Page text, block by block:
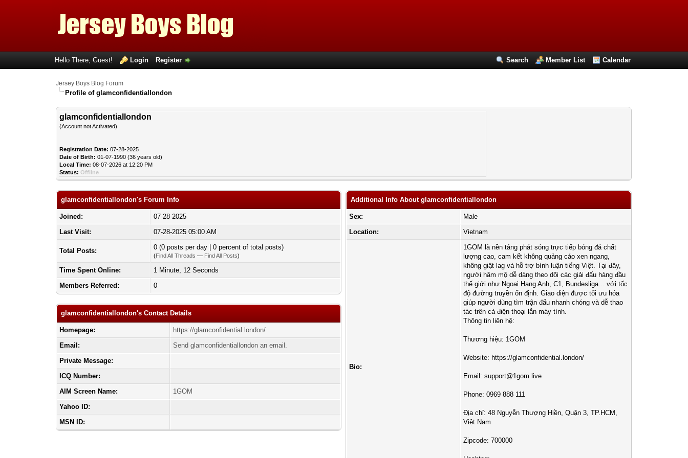
Search Member List Calendar
Hello There, Guest! Login Register
Jersey Boys Blog Forum
Profile of glamconfidentiallondon
glamconfidentiallondon
(Account not Activated)
Registration Date: 07-28-2025
Date of Birth: 01-07-1990 (36 years old)
Local Time: 08-07-2026 at 12:20 PM
Status: Offline
glamconfidentiallondon's Forum Info
Joined:
07-28-2025
Last Visit:
07-28-2025 05:00 AM
Total Posts: 0 (0 posts per day | 0 percent of total posts)
(Find All Threads — Find All Posts)
Time Spent Online:
1 Minute, 12 Seconds
Members Referred:
0
glamconfidentiallondon's Contact Details
Homepage:
https://glamconfidential.london/
Email:
Send glamconfidentiallondon an email.
Private Message:
ICQ Number:
AIM Screen Name:
1GOM
Yahoo ID:
MSN ID:
Additional Info About glamconfidentiallondon
Sex:
Male
Location:
Vietnam
Bio:
1GOM là nền tảng phát sóng trực tiếp bóng đá chất
lượng cao, cam kết không quảng cáo xen ngang,
không giật lag và hỗ trợ bình luận tiếng Việt. Tại đây,
người hâm mộ dễ dàng theo dõi các giải đấu hàng đầu
thế giới như Ngoại Hạng Anh, C1, Bundesliga... với tốc
độ đường truyền ổn định. Giao diện được tối ưu hóa
giúp người dùng tìm trận đấu nhanh chóng và dễ thao
tác trên cả điện thoại lẫn máy tính.
Thông tin liên hệ:
Thương hiệu: 1GOM
Website: https://glamconfidential.london/
Email:support@1gom.live
Phone: 0969 888 111
Địa chỉ: 48 Nguyễn Thượng Hiền, Quận 3, TP.HCM,
Việt Nam
Zipcode: 700000